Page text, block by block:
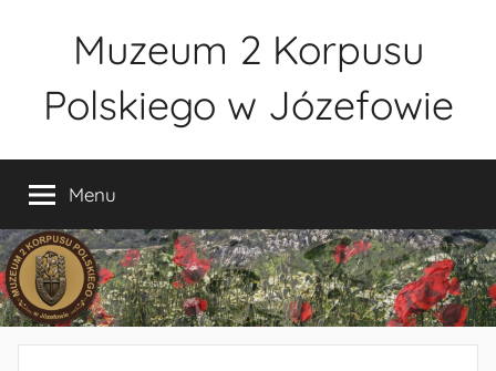
Muzeum 2 Korpusu
Polskiego w Józefowie
Korpusu
Polskiego
w
Józefowie
–
rezerwacja
Menu